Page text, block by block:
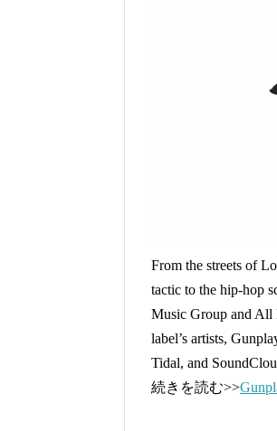
From the streets of
tactic to the hip-hop
Music Group and All
label’s artists,
Tidal, and
続きを読む>>